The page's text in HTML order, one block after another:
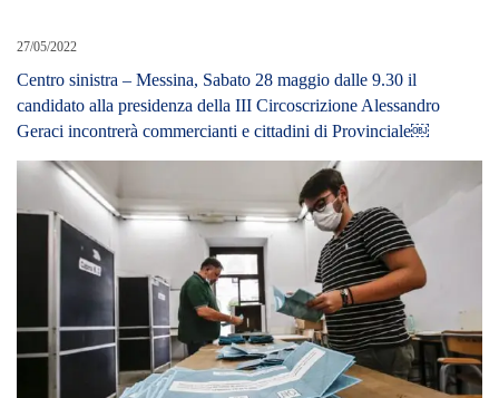
27/05/2022
Centro sinistra – Messina, Sabato 28 maggio dalle 9.30 il
candidato alla presidenza della III Circoscrizione Alessandro
Geraci incontrerà commercianti e cittadini di Provinciale￼